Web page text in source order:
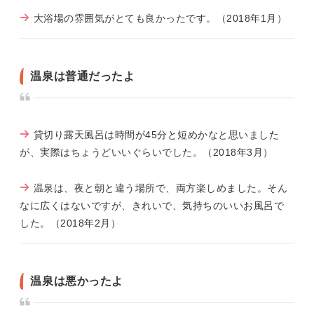
大浴場の雰囲気がとても良かったです。（2018年1月）
温泉は普通だったよ
貸切り露天風呂は時間が45分と短めかなと思いました
が、実際はちょうどいいぐらいでした。（2018年3月）
温泉は、夜と朝と違う場所で、両方楽しめました。そん
なに広くはないですが、きれいで、気持ちのいいお風呂で
した。（2018年2月）
温泉は悪かったよ